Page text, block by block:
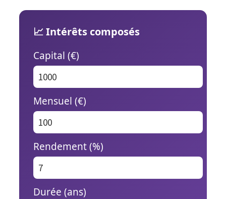
📈 Intérêts composés
Capital (€)
Mensuel (€)
Rendement (%)
Durée (ans)